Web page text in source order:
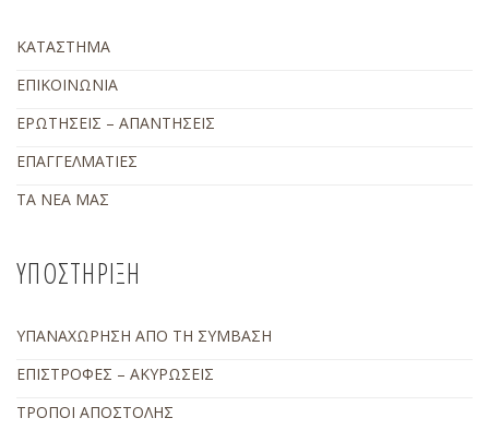
ΚΑΤΑΣΤΗΜΑ
ΕΠΙΚΟΙΝΩΝΙΑ
ΕΡΩΤΗΣΕΙΣ – ΑΠΑΝΤΗΣΕΙΣ
ΕΠΑΓΓΕΛΜΑΤΙΕΣ
ΤΑ ΝΕΑ ΜΑΣ
ΥΠΟΣΤΗΡΙΞΗ
ΥΠΑΝΑΧΩΡΗΣΗ ΑΠΟ ΤΗ ΣΥΜΒΑΣΗ
ΕΠΙΣΤΡΟΦΕΣ – ΑΚΥΡΩΣΕΙΣ
ΤΡΟΠΟΙ ΑΠΟΣΤΟΛΗΣ